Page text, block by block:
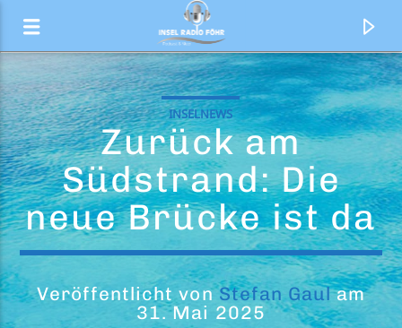
INSELNEWS
Zurück am
Südstrand: Die
neue Brücke ist da
Veröffentlicht vonStefan Gaulam
31. Mai 2025